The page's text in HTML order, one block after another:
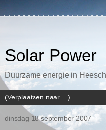
Solar Power
Duurzame energie in Heesch
dinsdag 18 september 2007